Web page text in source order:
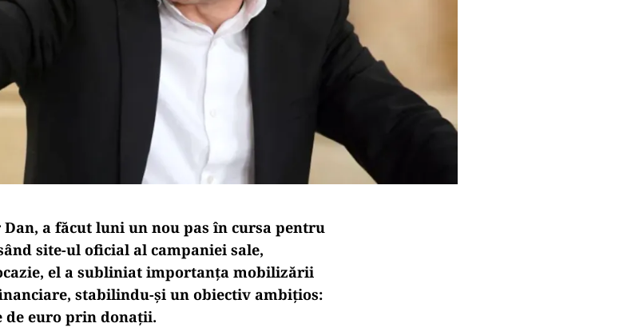
a făcut luni un nou pas în cursa pentru
site-ul oficial al campaniei sale,
el a subliniat importanța mobilizării
stabilindu-și un obiectiv ambițios:
de euro prin donații.